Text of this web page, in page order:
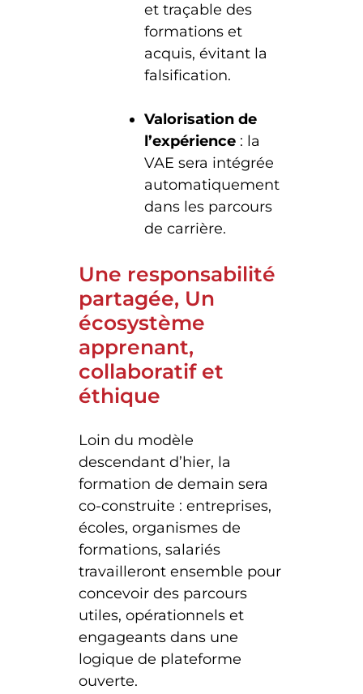
et traçable des
formations et
acquis, évitant la
falsification.
Valorisation de
l’expérience : la
VAE sera intégrée
automatiquement
dans les parcours
de carrière.
Une responsabilité
partagée, Un
écosystème
apprenant,
collaboratif et
éthique
Loin du modèle
descendant d’hier, la
formation de demain sera
co-construite : entreprises,
écoles, organismes de
formations, salariés
travailleront ensemble pour
concevoir des parcours
utiles, opérationnels et
engageants dans une
logique de plateforme
ouverte.